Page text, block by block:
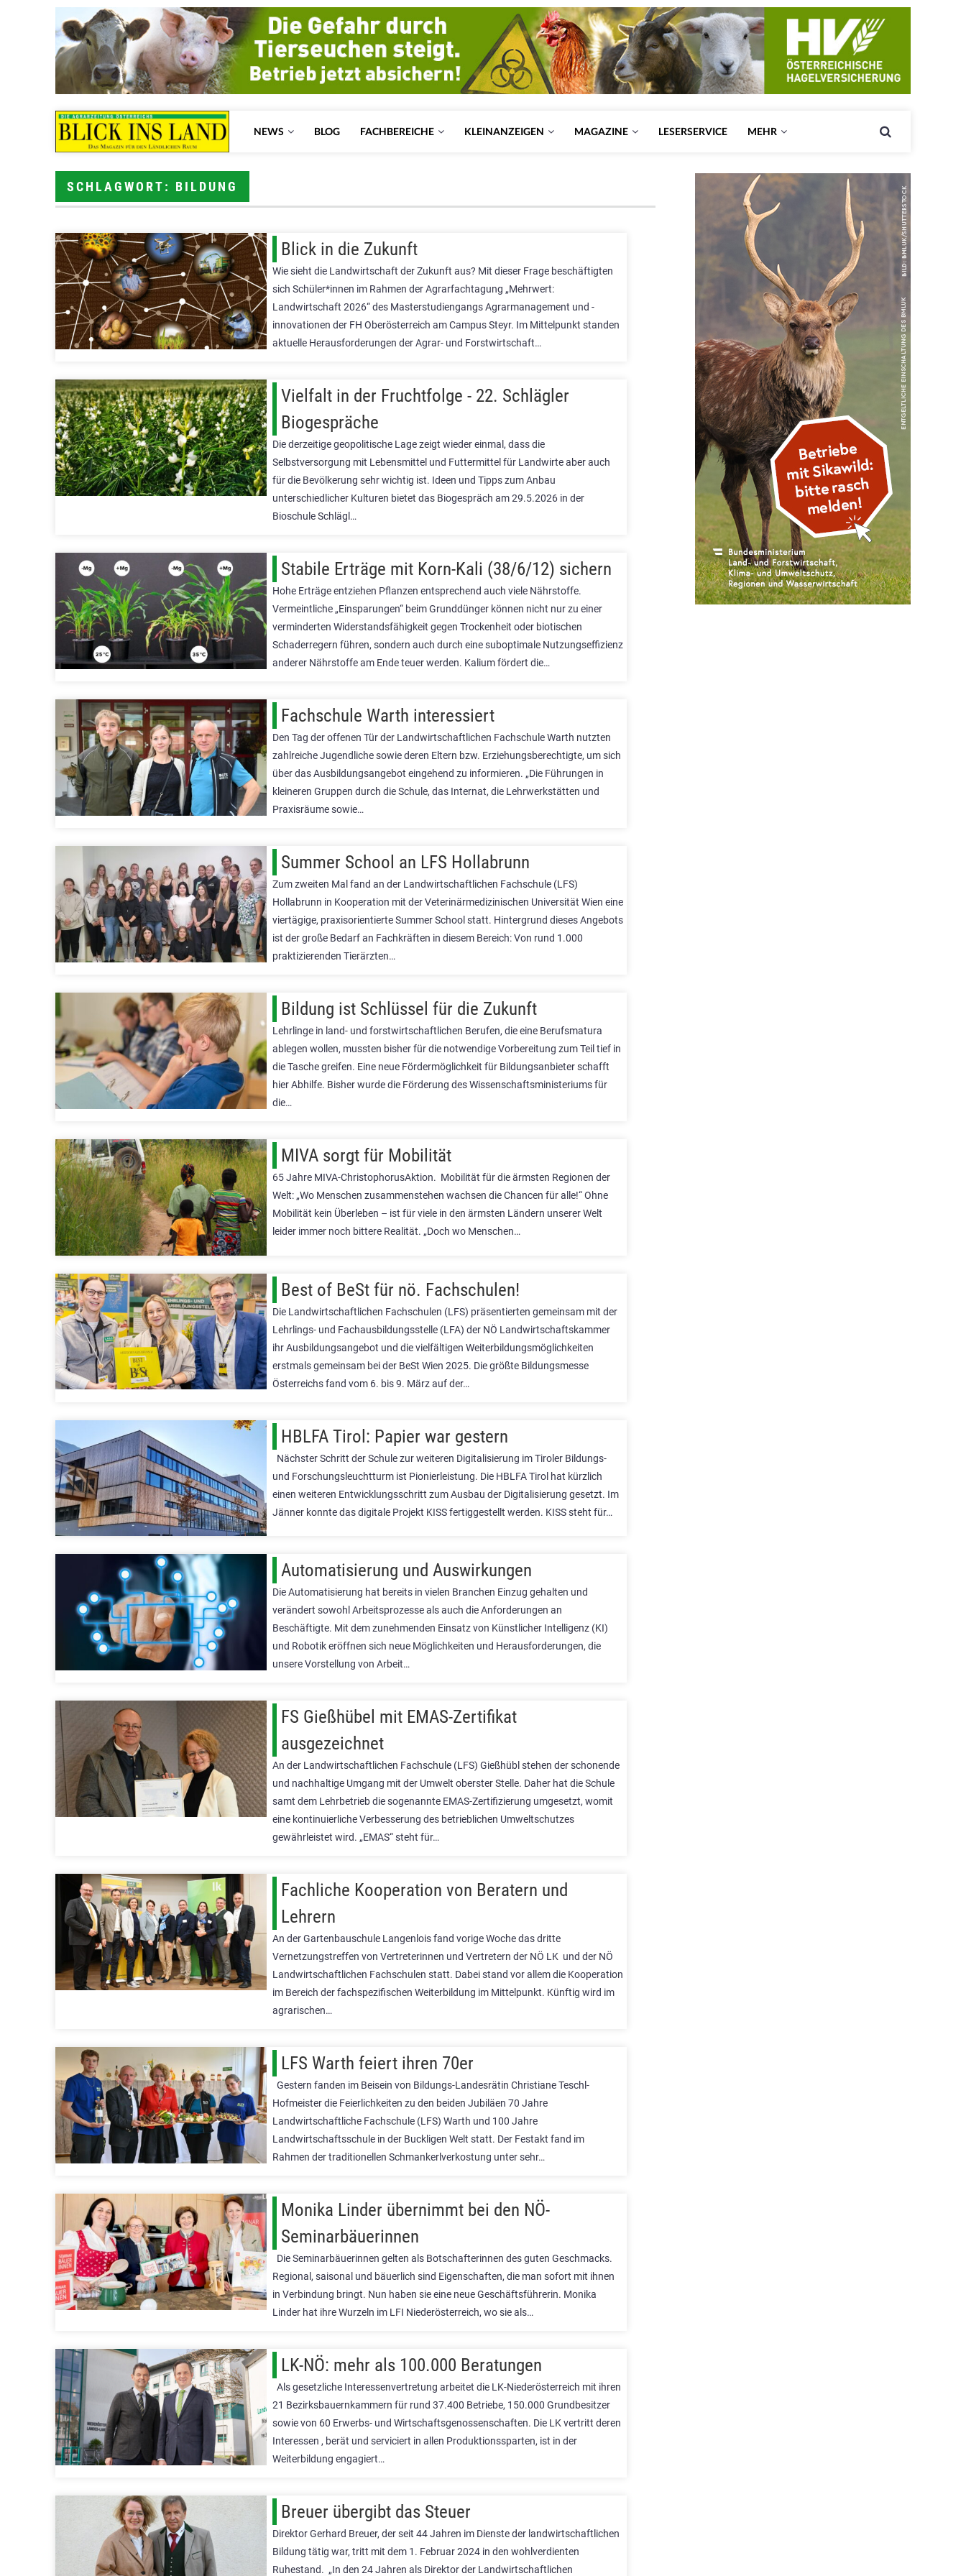
NEWS BLOG FACHBEREICHE KLEINANZEIGEN MAGAZINE LESERSERVICE MEHR
SCHLAGWORT: BILDUNG
Blick in die Zukunft
Wie sieht die Landwirtschaft der Zukunft aus? Mit dieser Frage beschäftigten
sich Schüler*innen im Rahmen der Agrarfachtagung „Mehrwert:
Landwirtschaft 2026“ des Masterstudiengangs Agrarmanagement und -
innovationen der FH Oberösterreich am Campus Steyr. Im Mittelpunkt standen
aktuelle Herausforderungen der Agrar- und Forstwirtschaft…
Vielfalt in der Fruchtfolge - 22. Schlägler
Biogespräche
Die derzeitige geopolitische Lage zeigt wieder einmal, dass die
Selbstversorgung mit Lebensmittel und Futtermittel für Landwirte aber auch
für die Bevölkerung sehr wichtig ist. Ideen und Tipps zum Anbau
unterschiedlicher Kulturen bietet das Biogespräch am 29.5.2026 in der
Bioschule Schlägl…
Stabile Erträge mit Korn-Kali (38/6/12) sichern
Hohe Erträge entziehen Pflanzen entsprechend auch viele Nährstoffe.
Vermeintliche „Einsparungen“ beim Grunddünger können nicht nur zu einer
verminderten Widerstandsfähigkeit gegen Trockenheit oder biotischen
Schaderregern führen, sondern auch durch eine suboptimale Nutzungseffizienz
anderer Nährstoffe am Ende teuer werden. Kalium fördert die…
Fachschule Warth interessiert
Den Tag der offenen Tür der Landwirtschaftlichen Fachschule Warth nutzten
zahlreiche Jugendliche sowie deren Eltern bzw. Erziehungsberechtigte, um sich
über das Ausbildungsangebot eingehend zu informieren. „Die Führungen in
kleineren Gruppen durch die Schule, das Internat, die Lehrwerkstätten und
Praxisräume sowie…
Summer School an LFS Hollabrunn
Zum zweiten Mal fand an der Landwirtschaftlichen Fachschule (LFS)
Hollabrunn in Kooperation mit der Veterinärmedizinischen Universität Wien eine
viertägige, praxisorientierte Summer School statt. Hintergrund dieses Angebots
ist der große Bedarf an Fachkräften in diesem Bereich: Von rund 1.000
praktizierenden Tierärzten…
Bildung ist Schlüssel für die Zukunft
Lehrlinge in land- und forstwirtschaftlichen Berufen, die eine Berufsmatura
ablegen wollen, mussten bisher für die notwendige Vorbereitung zum Teil tief in
die Tasche greifen. Eine neue Fördermöglichkeit für Bildungsanbieter schafft
hier Abhilfe. Bisher wurde die Förderung des Wissenschaftsministeriums für
die…
MIVA sorgt für Mobilität
65 Jahre MIVA-ChristophorusAktion. Mobilität für die ärmsten Regionen der
Welt: „Wo Menschen zusammenstehen wachsen die Chancen für alle!“ Ohne
Mobilität kein Überleben – ist für viele in den ärmsten Ländern unserer Welt
leider immer noch bittere Realität. „Doch wo Menschen…
Best of BeSt für nö. Fachschulen!
Die Landwirtschaftlichen Fachschulen (LFS) präsentierten gemeinsam mit der
Lehrlings- und Fachausbildungsstelle (LFA) der NÖ Landwirtschaftskammer
ihr Ausbildungsangebot und die vielfältigen Weiterbildungsmöglichkeiten
erstmals gemeinsam bei der BeSt Wien 2025. Die größte Bildungsmesse
Österreichs fand vom 6. bis 9. März auf der…
HBLFA Tirol: Papier war gestern
Nächster Schritt der Schule zur weiteren Digitalisierung im Tiroler Bildungs-
und Forschungsleuchtturm ist Pionierleistung. Die HBLFA Tirol hat kürzlich
einen weiteren Entwicklungsschritt zum Ausbau der Digitalisierung gesetzt. Im
Jänner konnte das digitale Projekt KISS fertiggestellt werden. KISS steht für…
Automatisierung und Auswirkungen
Die Automatisierung hat bereits in vielen Branchen Einzug gehalten und
verändert sowohl Arbeitsprozesse als auch die Anforderungen an
Beschäftigte. Mit dem zunehmenden Einsatz von Künstlicher Intelligenz (KI)
und Robotik eröffnen sich neue Möglichkeiten und Herausforderungen, die
unsere Vorstellung von Arbeit…
FS Gießhübel mit EMAS-Zertifikat
ausgezeichnet
An der Landwirtschaftlichen Fachschule (LFS) Gießhübl stehen der schonende
und nachhaltige Umgang mit der Umwelt oberster Stelle. Daher hat die Schule
samt dem Lehrbetrieb die sogenannte EMAS-Zertifizierung umgesetzt, womit
eine kontinuierliche Verbesserung des betrieblichen Umweltschutzes
gewährleistet wird. „EMAS“ steht für…
Fachliche Kooperation von Beratern und
Lehrern
An der Gartenbauschule Langenlois fand vorige Woche das dritte
Vernetzungstreffen von Vertreterinnen und Vertretern der NÖ LK und der NÖ
Landwirtschaftlichen Fachschulen statt. Dabei stand vor allem die Kooperation
im Bereich der fachspezifischen Weiterbildung im Mittelpunkt. Künftig wird im
agrarischen…
LFS Warth feiert ihren 70er
Gestern fanden im Beisein von Bildungs-Landesrätin Christiane Teschl-
Hofmeister die Feierlichkeiten zu den beiden Jubiläen 70 Jahre
Landwirtschaftliche Fachschule (LFS) Warth und 100 Jahre
Landwirtschaftsschule in der Buckligen Welt statt. Der Festakt fand im
Rahmen der traditionellen Schmankerlverkostung unter sehr…
Monika Linder übernimmt bei den NÖ-
Seminarbäuerinnen
Die Seminarbäuerinnen gelten als Botschafterinnen des guten Geschmacks.
Regional, saisonal und bäuerlich sind Eigenschaften, die man sofort mit ihnen
in Verbindung bringt. Nun haben sie eine neue Geschäftsführerin. Monika
Linder hat ihre Wurzeln im LFI Niederösterreich, wo sie als…
LK-NÖ: mehr als 100.000 Beratungen
Als gesetzliche Interessenvertretung arbeitet die LK-Niederösterreich mit ihren
21 Bezirksbauernkammern für rund 37.400 Betriebe, 150.000 Grundbesitzer
sowie von 60 Erwerbs- und Wirtschaftsgenossenschaften. Die LK vertritt deren
Interessen , berät und serviciert in allen Produktionssparten, ist in der
Weiterbildung engagiert…
Breuer übergibt das Steuer
Direktor Gerhard Breuer, der seit 44 Jahren im Dienste der landwirtschaftlichen
Bildung tätig war, tritt mit dem 1. Februar 2024 in den wohlverdienten
Ruhestand. „In den 24 Jahren als Direktor der Landwirtschaftlichen